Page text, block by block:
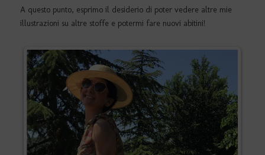
A questo punto, esprimo il desiderio di poter vedere altre mie
illustrazioni su altre stoffe e potermi fare nuovi abitini!